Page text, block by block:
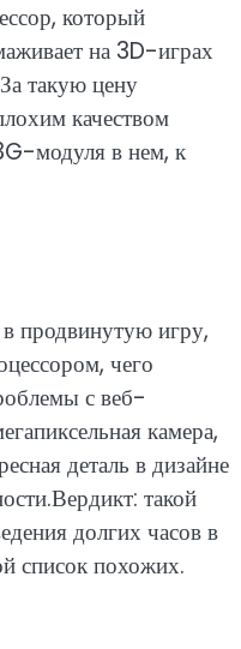
который
на 3D-играх
такую цену
качеством
модуля в нем, к
продвинутую игру,
чего
с веб-
камера,
деталь в дизайне
такой
долгих часов в
список похожих.